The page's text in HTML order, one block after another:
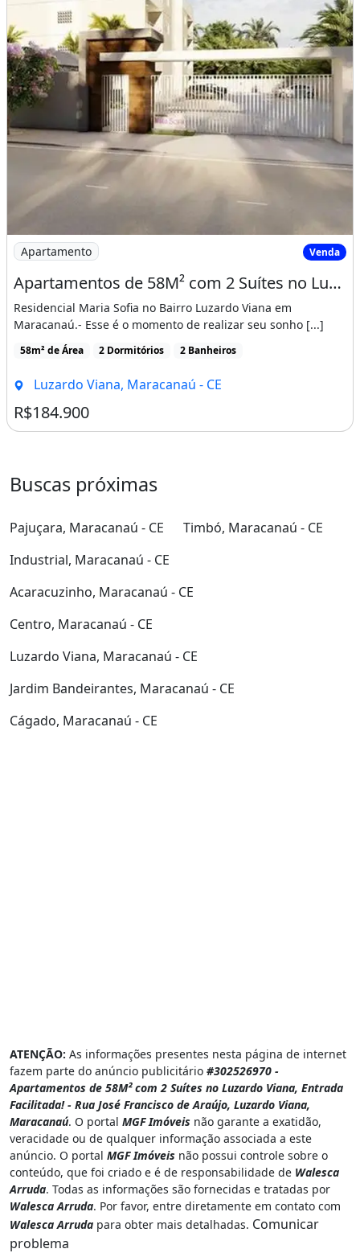
Imagem: Apartamentos de 58M² com 2 Suítes no Luzardo
Apartamento Venda
Apartamentos de 58M² com 2 Suítes no Luzardo Viana, Entrada Facilitada!
Residencial Maria Sofia no Bairro Luzardo Viana em
Maracanaú.- Esse é o momento de realizar seu sonho [...]
58m² de Área 2 Dormitórios 2 Banheiros
Luzardo Viana, Maracanaú - CE
R$184.900
Buscas próximas
Pajuçara, Maracanaú - CE
Timbó, Maracanaú - CE
Industrial, Maracanaú - CE
Acaracuzinho, Maracanaú - CE
Centro, Maracanaú - CE
Luzardo Viana, Maracanaú - CE
Jardim Bandeirantes, Maracanaú - CE
Cágado, Maracanaú - CE
ATENÇÃO: As informações presentes nesta página de internet
fazem parte do anúncio publicitário #302526970 -
Apartamentos de 58M² com 2 Suítes no Luzardo Viana, Entrada
Facilitada! - Rua José Francisco de Araújo, Luzardo Viana,
Maracanaú. O portal MGF Imóveis não garante a exatidão,
veracidade ou de qualquer informação associada a este
anúncio. O portal MGF Imóveis não possui controle sobre o
conteúdo, que foi criado e é de responsabilidade de Walesca
Arruda. Todas as informações são fornecidas e tratadas por
Walesca Arruda. Por favor, entre diretamente em contato com
Walesca Arruda para obter mais detalhadas. Comunicar
problema